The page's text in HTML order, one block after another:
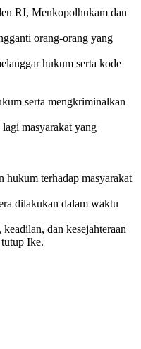
RI, Menkopolhukam dan
orang-orang yang
hukum serta kode
serta mengkriminalkan
masyarakat yang
terhadap masyarakat
dilakukan dalam waktu
dan kesejahteraan
Ike.